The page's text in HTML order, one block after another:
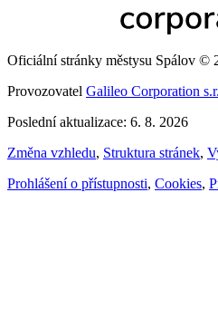
Oficiální stránky městysu Spálov ©
Provozovatel Galileo Corporation
Poslední aktualizace: 6. 8. 2026
Změna vzhledu, Struktura stránek,
Prohlášení o přístupnosti, Cookies,